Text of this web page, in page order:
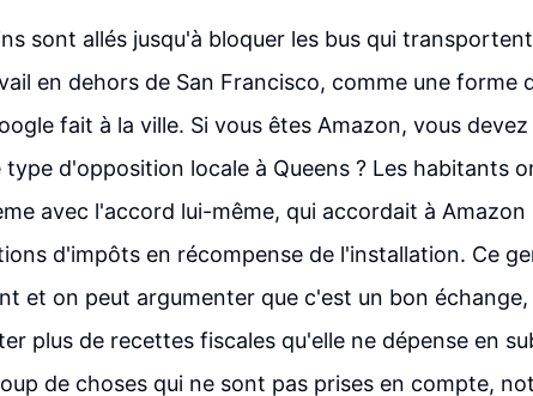
sont allés jusqu'à bloquer les bus qui
en dehors de San Francisco, comme une
fait à la ville. Si vous êtes Amazon, vous
type d'opposition locale à Queens ? Les habitants
avec l'accord lui-même, qui accordait à
d'impôts en récompense de l'installation. Ce
et on peut argumenter que c'est un bon
plus de recettes fiscales qu'elle ne dépense en
de choses qui ne sont pas prises en compte,